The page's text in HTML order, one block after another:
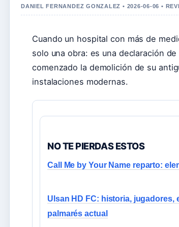
DANIEL FERNANDEZ GONZALEZ • 2026-06-06 •
Cuando un hospital con más de
solo una obra: es una declaración
comenzado la demolición de su
instalaciones modernas.
NO TE PIERDAS ESTOS
Call Me by Your Name reparto:
Ulsan HD FC: historia, jugadores,
palmarés actual